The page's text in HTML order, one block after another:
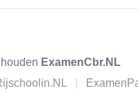
ExamenCbr.NL